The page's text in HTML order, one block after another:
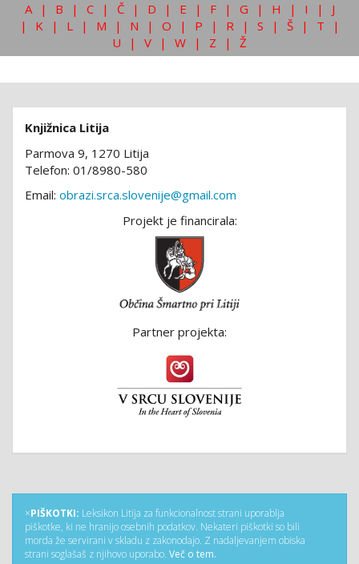
A | B | C | Č | D | E | F | G | H | I |
J
|
K | L | M | N | O | P | R | S | Š | T
|
U
| V | W | Z | Ž
Knjižnica Litija
Parmova 9, 1270 Litija
Telefon: 01/8980-580
Email: obrazi.srca.slovenije@gmail.com
Projekt je financirala:
Partner projekta:
×PIŠKOTKI: Leksikon Litija za funkcionalnost strani uporablja
piškotke, ki ne hranijo osebnih podatkov. Nekateri piškotki so bili
morda že servirani v skladu z zakonodajo. Z nadaljevanjem obiska
strani soglašaš z njihovo uporabo. Več o tem.